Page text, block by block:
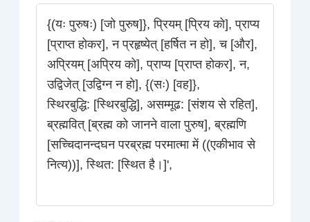
{(यः पुरुषः) [जो पुरुष]}, प्रियम् [प्रिय को], प्राप्य
[प्राप्त होकर], न प्रहृष्येत् [हर्षित न हो], च [और],
अप्रियम् [अप्रिय को], प्राप्य [प्राप्त होकर], न,
उद्विजेत् [उद्विग्न न हो], {(सः) [वह]},
स्थिरबुद्धि: [स्थिरबुद्धि], असम्मूढ: [संशय से रहित],
ब्रह्मवित् [ब्रह्म को जानने वाला पुरुष], ब्रह्मणि
[सच्चिदानन्दघन परब्रह्म परमात्मा में ((एकीभाव से
नित्य))], स्थित: [स्थित है।]',